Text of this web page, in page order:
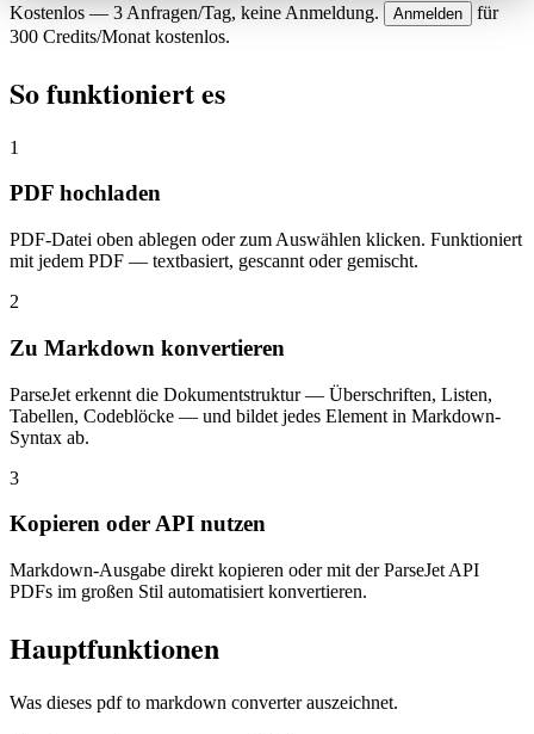
Kostenlos — 3 Anfragen/Tag, keine Anmeldung. Anmelden
für
300 Credits/Monat kostenlos.
So funktioniert es
1
PDF hochladen
PDF-Datei oben ablegen oder zum Auswählen klicken. Funktioniert
mit jedem PDF — textbasiert, gescannt oder gemischt.
2
Zu Markdown konvertieren
ParseJet erkennt die Dokumentstruktur — Überschriften, Listen,
Tabellen, Codeblöcke — und bildet jedes Element in Markdown-
Syntax ab.
3
Kopieren oder API nutzen
Markdown-Ausgabe direkt kopieren oder mit der ParseJet API
PDFs im großen Stil automatisiert konvertieren.
Hauptfunktionen
Was dieses pdf to markdown converter auszeichnet.